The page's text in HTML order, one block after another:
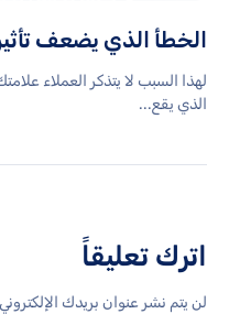
الخطأ الذي يضعف
لهذا السبب لا يتذكر العملاء
الذي يقع...
اترك تعليقاً
لن يتم نشر عنوان بريدك